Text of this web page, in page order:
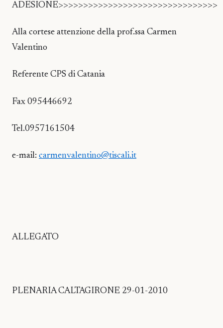
ADESIONE>>>>>>>>>>>>>>>>>>>>>>>>>>>>>>>>
Alla cortese attenzione della prof.ssa Carmen
Valentino
Referente CPS di Catania
Fax 095446692
Tel.0957161504
e-mail: carmenvalentino@tiscali.it
ALLEGATO
PLENARIA CALTAGIRONE 29-01-2010